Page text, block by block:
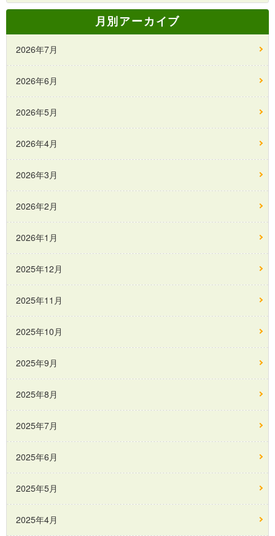
月別アーカイブ
2026年7月
2026年6月
2026年5月
2026年4月
2026年3月
2026年2月
2026年1月
2025年12月
2025年11月
2025年10月
2025年9月
2025年8月
2025年7月
2025年6月
2025年5月
2025年4月